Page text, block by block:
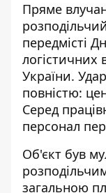
Пряме
передмісті
логістичних
України.
повністю:
Серед
персонал
Об'єкт був
загальною